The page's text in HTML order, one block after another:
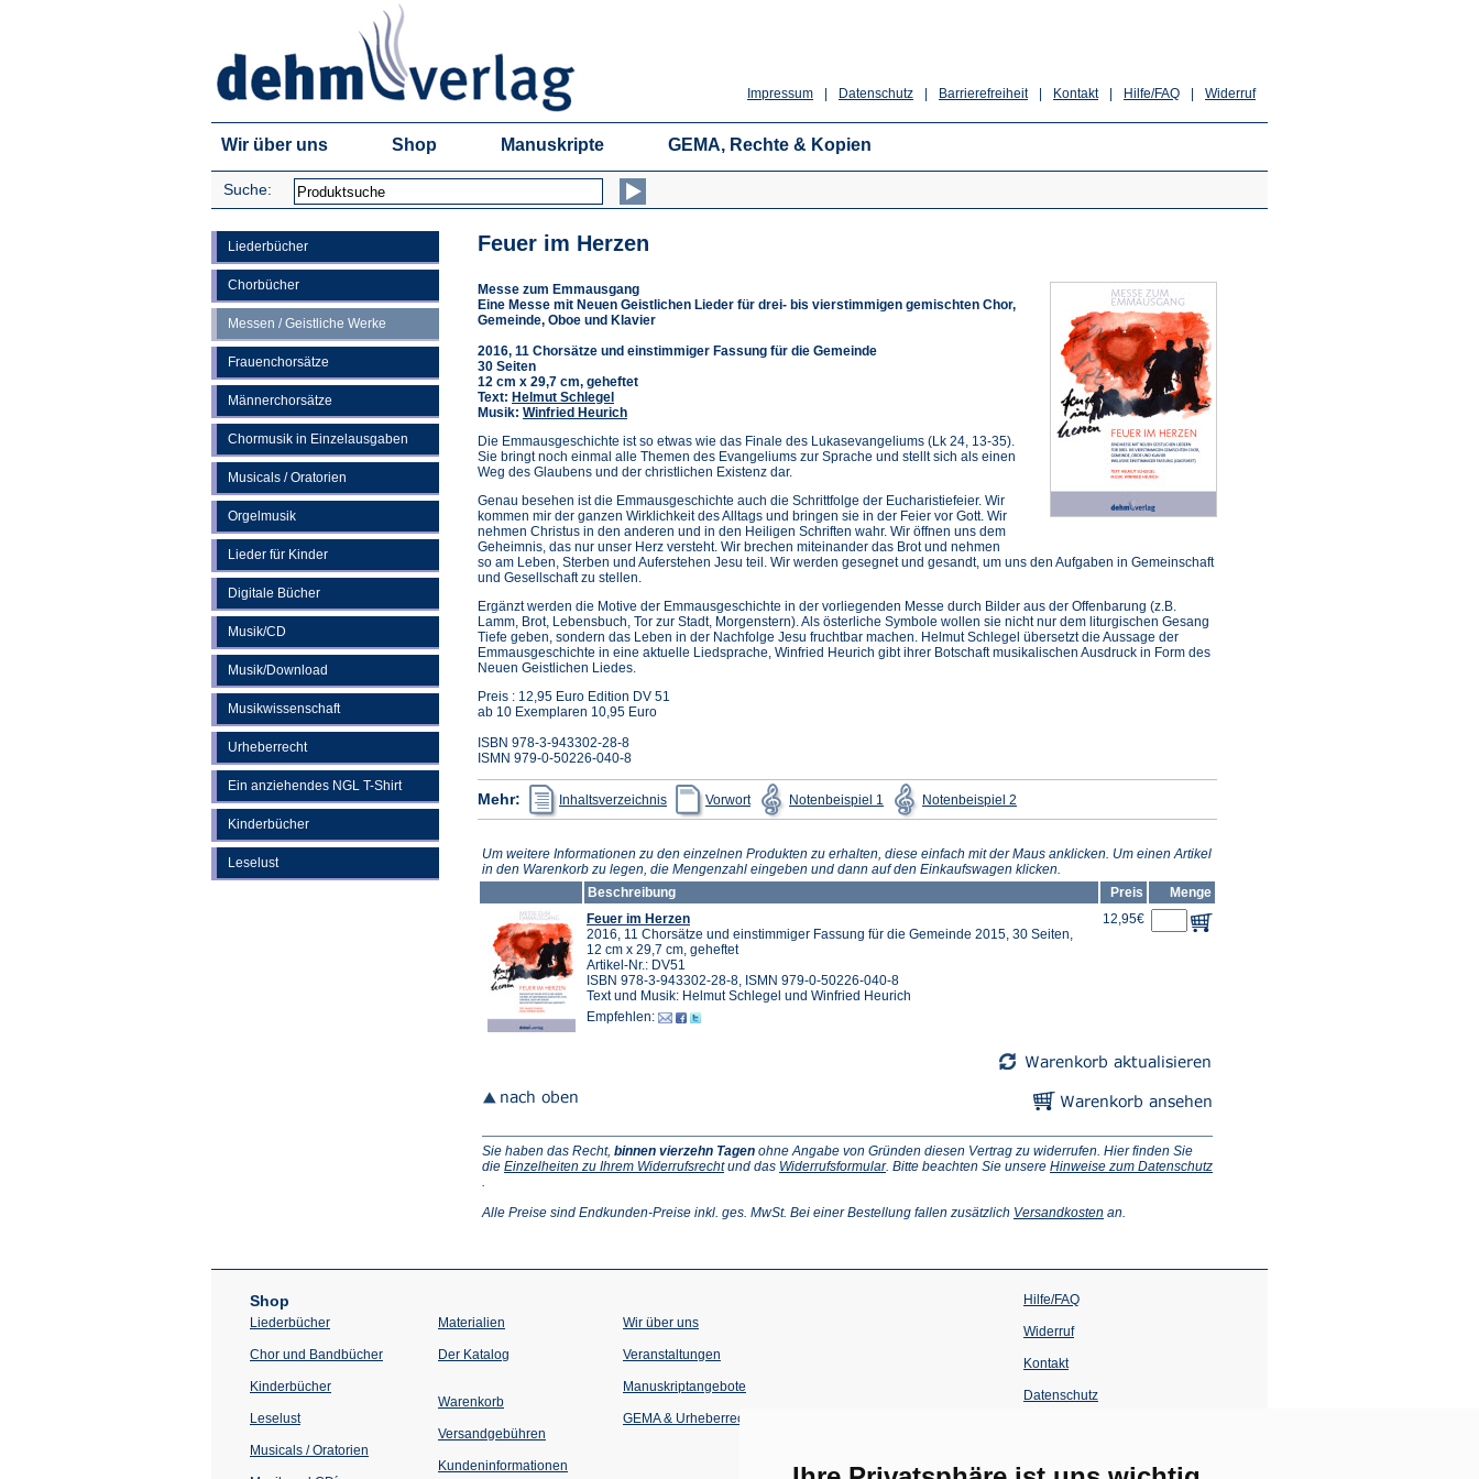
Widerruf
Hilfe/FAQ
Kontakt
Barrierefreiheit
Datenschutz
Impressum
Wir über uns Shop Manuskripte GEMA, Rechte & Kopien
Suche:
Liederbücher
Chorbücher
Messen / Geistliche Werke
Frauenchorsätze
Männerchorsätze
Chormusik in Einzelausgaben
Musicals / Oratorien
Orgelmusik
Lieder für Kinder
Digitale Bücher
Musik/CD
Musik/Download
Musikwissenschaft
Urheberrecht
Ein anziehendes NGL T-Shirt
Kinderbücher
Leselust
Feuer im Herzen
Messe zum Emmausgang
Eine Messe mit Neuen Geistlichen Lieder für drei- bis vierstimmigen gemischten Chor,
Gemeinde, Oboe und Klavier
2016, 11 Chorsätze und einstimmiger Fassung für die Gemeinde
30 Seiten
12 cm x 29,7 cm, geheftet
Text: Helmut Schlegel
Musik: Winfried Heurich
Die Emmausgeschichte ist so etwas wie das Finale des Lukasevangeliums (Lk 24, 13-35).
Sie bringt noch einmal alle Themen des Evangeliums zur Sprache und stellt sich als einen
Weg des Glaubens und der christlichen Existenz dar.
Genau besehen ist die Emmausgeschichte auch die Schrittfolge der Eucharistiefeier. Wir
kommen mir der ganzen Wirklichkeit des Alltags und bringen sie in der Feier vor Gott. Wir
nehmen Christus in den anderen und in den Heiligen Schriften wahr. Wir öffnen uns dem
Geheimnis, das nur unser Herz versteht. Wir brechen miteinander das Brot und nehmen
so am Leben, Sterben und Auferstehen Jesu teil. Wir werden gesegnet und gesandt, um uns den Aufgaben in Gemeinschaft
und Gesellschaft zu stellen.
Ergänzt werden die Motive der Emmausgeschichte in der vorliegenden Messe durch Bilder aus der Offenbarung (z.B.
Lamm, Brot, Lebensbuch, Tor zur Stadt, Morgenstern). Als österliche Symbole wollen sie nicht nur dem liturgischen Gesang
Tiefe geben, sondern das Leben in der Nachfolge Jesu fruchtbar machen. Helmut Schlegel übersetzt die Aussage der
Emmausgeschichte in eine aktuelle Liedsprache, Winfried Heurich gibt ihrer Botschaft musikalischen Ausdruck in Form des
Neuen Geistlichen Liedes.
Preis : 12,95 Euro Edition DV 51
ab 10 Exemplaren 10,95 Euro
ISBN 978-3-943302-28-8
ISMN 979-0-50226-040-8
Mehr: Inhaltsverzeichnis
(Öffnet
in
einem
Tab)
Vorwort
(Öffnet
in
einem
Tab)
Notenbeispiel 1
(Öffnet
in
einem
Tab)
Notenbeispiel 2in
einem
Tab)
Um weitere Informationen zu den einzelnen Produkten zu erhalten, diese einfach mit der Maus anklicken. Um einen Artikel
in den Warenkorb zu legen, die Mengenzahl eingeben und dann auf den Einkaufswagen klicken.
Beschreibung
Preis
Menge
Feuer im Herzen
2016, 11 Chorsätze und einstimmiger Fassung für die Gemeinde 2015, 30 Seiten,
12 cm x 29,7 cm, geheftet
Artikel-Nr.: DV51
ISBN 978-3-943302-28-8, ISMN 979-0-50226-040-8
Text und Musik: Helmut Schlegel und Winfried Heurich
Empfehlen:
12,95€
Sie haben das Recht, binnen vierzehn Tagen ohne Angabe von Gründen diesen Vertrag zu widerrufen. Hier finden Sie
die Einzelheiten zu Ihrem Widerrufsrecht(Öffnet
neuen
und das Widerrufsformular(Öffnet
neuen
. Bitte beachten Sie unsere Hinweise zum Datenschutz
einem
.
Alle Preise sind Endkunden-Preise inkl. ges. MwSt. Bei einer Bestellung fallen zusätzlich Versandkosten (Öffnet
Tab)
an.
Shop
Liederbücher
Chor und Bandbücher
Kinderbücher
Leselust
Musicals / Oratorien
Materialien
Der Katalog
Warenkorb
Versandgebühren
Kundeninformationen
Wir über uns
Veranstaltungen
einem
Tab)
Manuskriptangebote
GEMA & Urheberrecht
Hilfe/FAQ
Widerruf
Kontakt
Datenschutz